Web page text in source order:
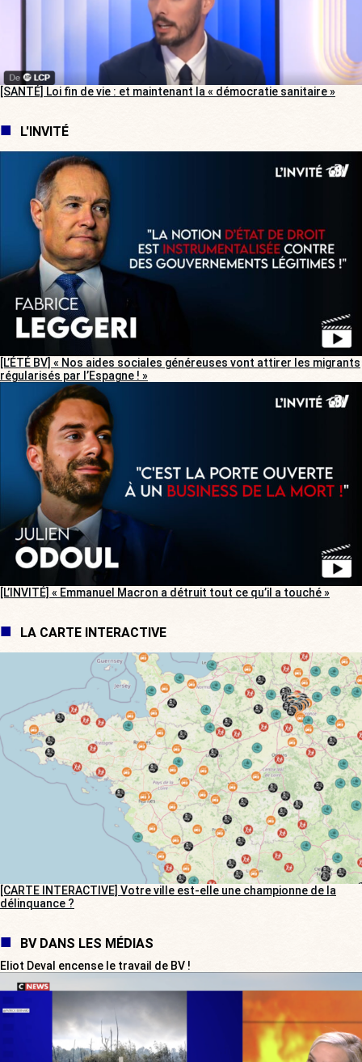
[SANTÉ] Loi fin de vie : et maintenant la « démocratie sanitaire »
L'INVITÉ
[L’ÉTÉ BV] « Nos aides sociales généreuses vont attirer les migrants
régularisés par l’Espagne ! »
[L’INVITÉ] « Emmanuel Macron a détruit tout ce qu’il a touché »
LA CARTE INTERACTIVE
[CARTE INTERACTIVE] Votre ville est-elle une championne de la
délinquance ?
BV DANS LES MÉDIAS
Eliot Deval encense le travail de BV !